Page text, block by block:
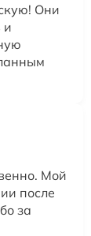
Они
и
Мой
после
за